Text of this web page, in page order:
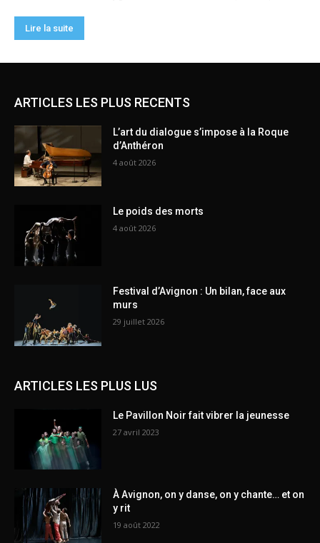
ARTICLES LES PLUS RECENTS
L’art du dialogue s’impose à la Roque
d’Anthéron
4 août 2026
Le poids des morts
4 août 2026
Festival d’Avignon : Un bilan, face aux
murs
29 juillet 2026
ARTICLES LES PLUS LUS
Le Pavillon Noir fait vibrer la jeunesse
27 avril 2023
À Avignon, on y danse, on y chante… et on
y rit
19 août 2022